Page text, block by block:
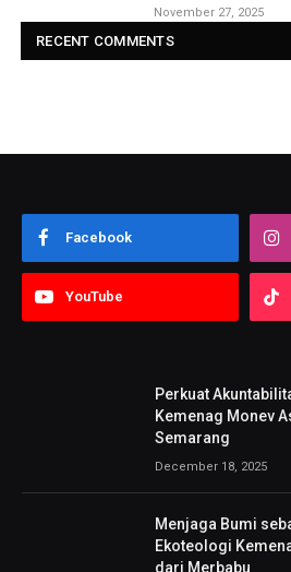
November 27, 2025
RECENT COMMENTS
Facebook
YouTube
Perkuat
Kemenag Monev
Semarang
December 18, 2025
Menjaga Bumi
Ekoteologi
dari Merbabu